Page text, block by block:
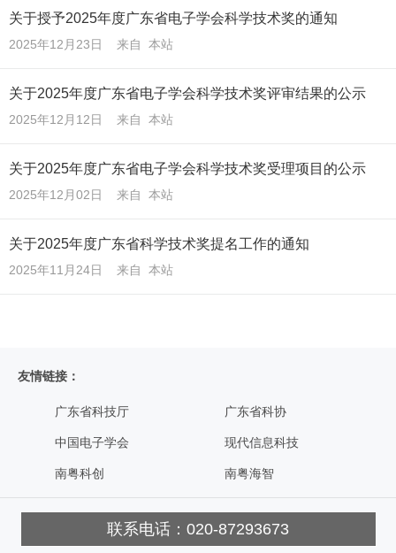
关于授予2025年度广东省电子学会科学技术奖的通知
2025年12月23日 来自 本站
关于2025年度广东省电子学会科学技术奖评审结果的公示
2025年12月12日 来自 本站
关于2025年度广东省电子学会科学技术奖受理项目的公示
2025年12月02日 来自 本站
关于2025年度广东省科学技术奖提名工作的通知
2025年11月24日 来自 本站
友情链接：
广东省科技厅 广东省科协
中国电子学会 现代信息科技
南粤科创 南粤海智
联系电话：020-87293673